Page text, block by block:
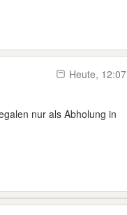
Heute, 12:07
nur als Abholung in